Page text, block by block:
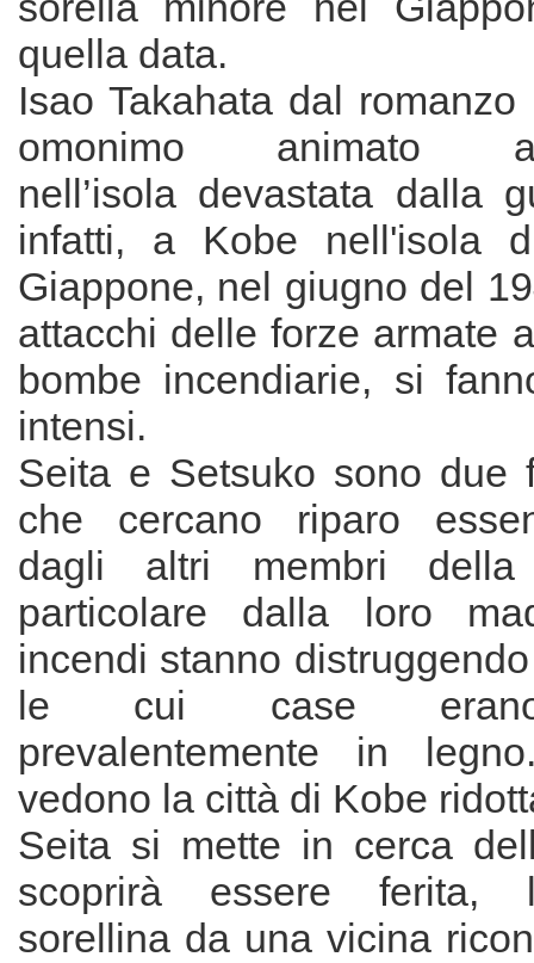
quella data.
Isao Takahata dal
omonimo animato
nell’isola devastata dalla
infatti, a Kobe nell'isola
Giappone, nel giugno del
attacchi delle forze armate
bombe incendiarie, si
intensi.
Seita e Setsuko sono due
che cercano riparo
dagli altri membri
particolare dalla loro
incendi stanno
le cui case erano
prevalentemente in
vedono la città di Kobe
Seita si mette in cerca
scoprirà essere ferita,
sorellina da una vicina